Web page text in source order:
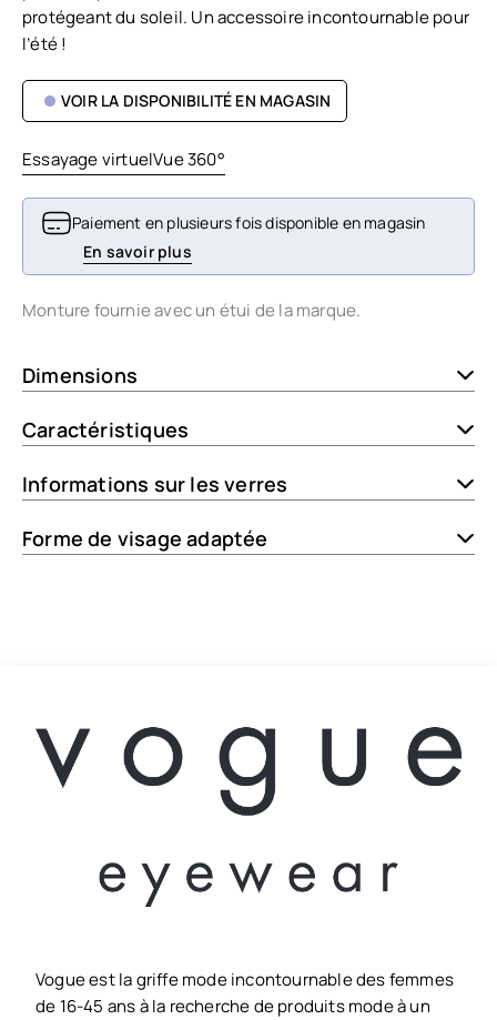
protégeant du soleil. Un accessoire incontournable pour
l’été !
VOIR LA DISPONIBILITÉ EN MAGASIN
Essayage virtuelVue 360°
Paiement en plusieurs fois disponible en magasin
En savoir plus
Monture fournie avec un étui de la marque.
Dimensions
Caractéristiques
Informations sur les verres
Forme de visage adaptée
Vogue est la griffe mode incontournable des femmes
de 16-45 ans à la recherche de produits mode à un